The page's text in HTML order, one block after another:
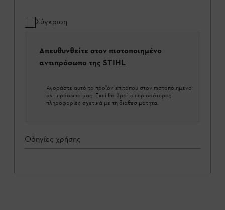
Σύγκριση
Απευθυνθείτε στον πιστοποιημένο
αντιπρόσωπο της STIHL
Αγοράστε αυτό το προϊόν επιτόπου στον πιστοποιημένο
αντιπρόσωπο μας. Εκεί θα βρείτε περισσότερες
πληροφορίες σχετικά με τη διαθεσιμότητα.
Οδηγίες χρήσης